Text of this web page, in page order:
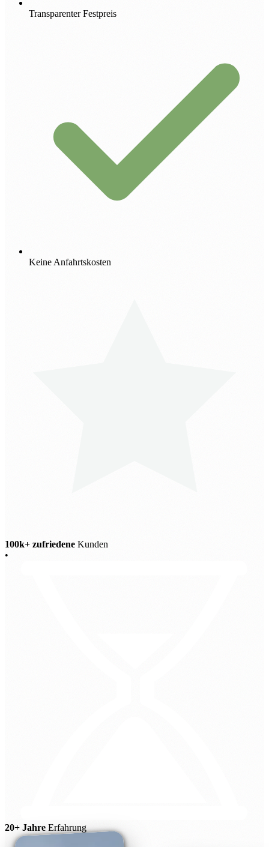
Transparenter Festpreis
Keine Anfahrtskosten
100k+ zufriedene Kunden
•
20+ Jahre Erfahrung